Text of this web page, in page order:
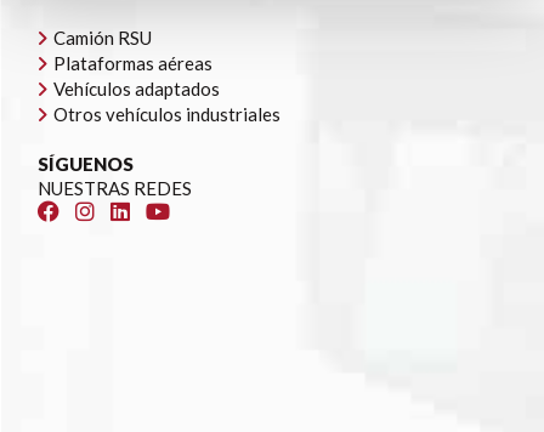
Camión RSU
Plataformas aéreas
Vehículos adaptados
Otros vehículos industriales
SÍGUENOS
NUESTRAS REDES